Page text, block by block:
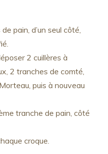
pain, d’un seul côté,
2 cuillères à
2 tranches de comté,
puis à nouveau
tranche de pain, côté
croque.